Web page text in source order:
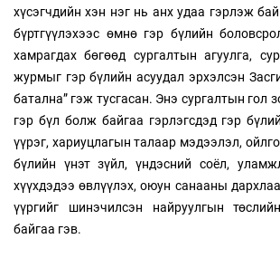
хүсэгчдийн хэн нэг нь анх удаа гэрлэж
бүртгүүлэхээс өмнө гэр бүлийн
хамрагдах бөгөөд сургалтын агуулга,
журмыг гэр бүлийн асуудал эрхэлсэн
батална” гэж тусгасан. Энэ сургалтын гол
гэр бүл болж байгаа гэрлэгсдэд гэр
үүрэг, хариуцлагын талаар мэдээлэл,
бүлийн үнэт зүйл, үндэсний соёл,
хүүхдэдээ өвлүүлэх, оюун санааны
үүргийг шинэчилсэн найруулгын
байгаа гэв.